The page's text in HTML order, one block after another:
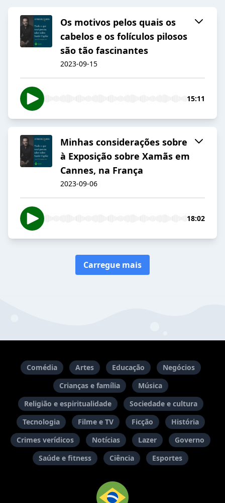
Os motivos pelos quais os
cabelos e os folículos pilosos
são tão fascinantes
2023-09-15
15:11
Minhas considerações sobre
à Exposição sobre Xamãs em
Cannes, na França
2023-09-06
18:02
Carregue mais
Comédia Artes Educação
Negócios
Crianças e família
Música
Religião e espiritualidade
Sociedade e cultura
Tecnologia
Filme e TV Ficção
História
Crimes verídicos
Notícias Lazer
Governo
Saúde e fitness
Ciência Esportes